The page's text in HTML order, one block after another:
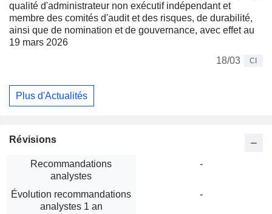
qualité d'administrateur non exécutif indépendant et
membre des comités d'audit et des risques, de durabilité,
ainsi que de nomination et de gouvernance, avec effet au
19 mars 2026
18/03
CI
Plus d'Actualités
Révisions
Recommandations
analystes
-
Évolution recommandations
analystes 1 an
-